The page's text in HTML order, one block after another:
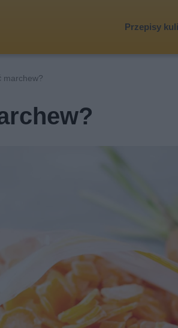
Przepisy
marchew?